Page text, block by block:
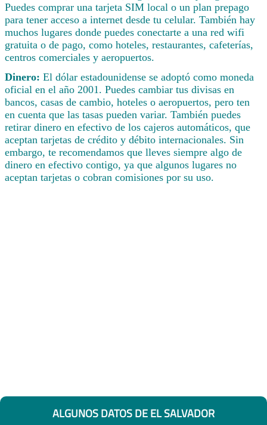
Puedes comprar una tarjeta SIM local o un plan prepago
para tener acceso a internet desde tu celular. También hay
muchos lugares donde puedes conectarte a una red wifi
gratuita o de pago, como hoteles, restaurantes, cafeterías,
centros comerciales y aeropuertos.
Dinero: El dólar estadounidense se adoptó como moneda
oficial en el año 2001. Puedes cambiar tus divisas en
bancos, casas de cambio, hoteles o aeropuertos, pero ten
en cuenta que las tasas pueden variar. También puedes
retirar dinero en efectivo de los cajeros automáticos, que
aceptan tarjetas de crédito y débito internacionales. Sin
embargo, te recomendamos que lleves siempre algo de
dinero en efectivo contigo, ya que algunos lugares no
aceptan tarjetas o cobran comisiones por su uso.
ALGUNOS DATOS DE EL SALVADOR